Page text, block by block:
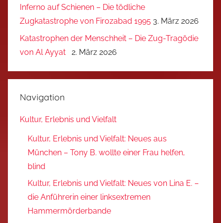
Inferno auf Schienen – Die tödliche
Zugkatastrophe von Firozabad 1995 3. März 2026
Katastrophen der Menschheit – Die Zug-Tragödie
von Al Ayyat
2. März 2026
Navigation
Kultur, Erlebnis und Vielfalt
Kultur, Erlebnis und Vielfalt: Neues aus
München – Tony B. wollte einer Frau helfen,
blind
Kultur, Erlebnis und Vielfalt: Neues von Lina E. –
die Anführerin einer linksextremen
Hammermörderbande